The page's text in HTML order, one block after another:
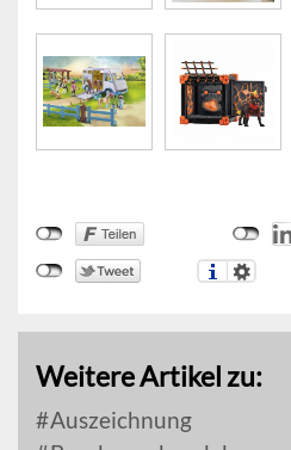
Weitere Artikel zu:
Auszeichnung